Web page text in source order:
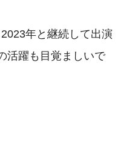
年と継続して出演
活躍も目覚ましいで